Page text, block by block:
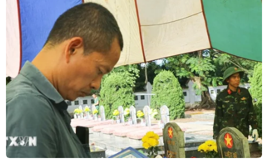
Thu hồi 89 ha đất đấu giá chọn nhà
đầu tư công trình thành phố cảng
hàng không
07/08/2026 06:46
Cần xử lý dứt điểm việc tập kết gỗ ở
hành lang an toàn giao thông Quốc
lộ 22B